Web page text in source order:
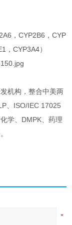
，CYP2B6，CYP
，CYP3A4）
机构，整合中美两
、ISO/IEC 17025
学、DMPK、药理